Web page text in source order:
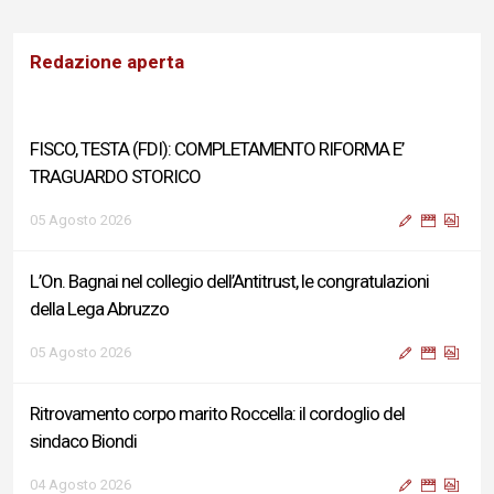
Redazione aperta
FISCO, TESTA (FDI): COMPLETAMENTO RIFORMA E’
TRAGUARDO STORICO
05 Agosto 2026
L’On. Bagnai nel collegio dell’Antitrust, le congratulazioni
della Lega Abruzzo
05 Agosto 2026
Ritrovamento corpo marito Roccella: il cordoglio del
sindaco Biondi
04 Agosto 2026